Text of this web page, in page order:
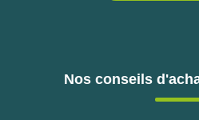
Nos conseils